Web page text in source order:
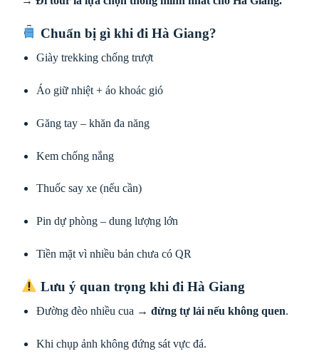
Chuẩn bị gì khi đi Hà Giang?
Giày trekking chống trượt
Áo giữ nhiệt + áo khoác gió
Găng tay – khăn đa năng
Kem chống nắng
Thuốc say xe (nếu cần)
Pin dự phòng – dung lượng lớn
Tiền mặt vì nhiều bản chưa có QR
Lưu ý quan trọng khi đi Hà Giang
Đường đèo nhiều cua → đừng tự lái nếu không quen.
Khi chụp ảnh không đứng sát vực đá.